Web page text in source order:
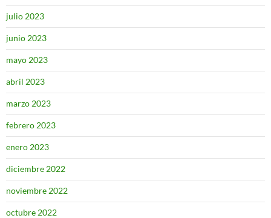
julio 2023
junio 2023
mayo 2023
abril 2023
marzo 2023
febrero 2023
enero 2023
diciembre 2022
noviembre 2022
octubre 2022